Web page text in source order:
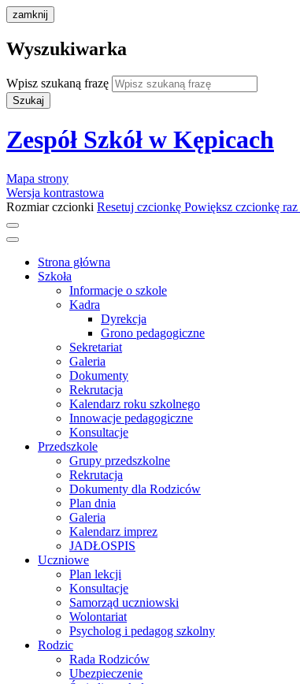
zamknij
Wyszukiwarka
Wpisz szukaną frazę
Szukaj
Zespół Szkół w Kępicach
Mapa strony
Wersja kontrastowa
Rozmiar czcionki Resetuj czcionkę Powiększ czcionkę raz
Strona główna
Szkoła
Informacje o szkole
Kadra
Dyrekcja
Grono pedagogiczne
Sekretariat
Galeria
Dokumenty
Rekrutacja
Kalendarz roku szkolnego
Innowacje pedagogiczne
Konsultacje
Przedszkole
Grupy przedszkolne
Rekrutacja
Dokumenty dla Rodziców
Plan dnia
Galeria
Kalendarz imprez
JADŁOSPIS
Uczniowe
Plan lekcji
Konsultacje
Samorząd uczniowski
Wolontariat
Psycholog i pedagog szkolny
Rodzic
Rada Rodziców
Ubezpieczenie